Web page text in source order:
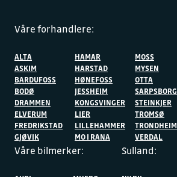
Våre forhandlere:
ALTA
ASKIM
BARDUFOSS
BODØ
DRAMMEN
ELVERUM
FREDRIKSTAD
GJØVIK
HAMAR
HARSTAD
HØNEFOSS
JESSHEIM
KONGSVINGER
LIER
LILLEHAMMER
MO I RANA
MOSS
MYSEN
OTTA
SARPSBORG
STEINKJER
TROMSØ
TRONDHEIM
VERDAL
Våre bilmerker: Sulland: